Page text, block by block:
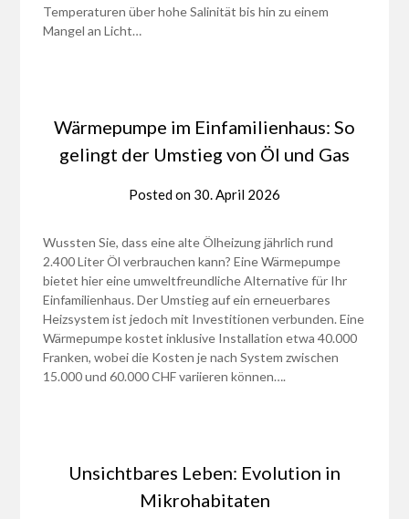
Temperaturen über hohe Salinität bis hin zu einem
Mangel an Licht…
Wärmepumpe im Einfamilienhaus: So
gelingt der Umstieg von Öl und Gas
Posted on 30. April 2026
Wussten Sie, dass eine alte Ölheizung jährlich rund
2.400 Liter Öl verbrauchen kann? Eine Wärmepumpe
bietet hier eine umweltfreundliche Alternative für Ihr
Einfamilienhaus. Der Umstieg auf ein erneuerbares
Heizsystem ist jedoch mit Investitionen verbunden. Eine
Wärmepumpe kostet inklusive Installation etwa 40.000
Franken, wobei die Kosten je nach System zwischen
15.000 und 60.000 CHF variieren können….
Unsichtbares Leben: Evolution in
Mikrohabitaten